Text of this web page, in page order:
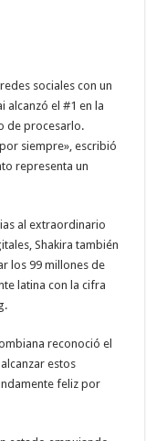
sociales con un
alcanzó el #1 en la
de procesarlo.
siempre», escribió
representa un
al extraordinario
Shakira también
los 99 millones de
latina con la cifra
reconoció el
estos
feliz por